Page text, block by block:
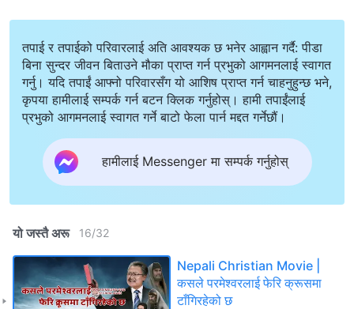
तपाई र तपाईको परिवारलाई अति आवश्यक छ भनेर आह्वान गर्दै: पीडा
बिना सुन्दर जीवन बिताउने मौका प्राप्त गर्न प्रभुको आगमनलाई स्वागत
गर्नु। यदि तपाईं आफ्नो परिवारसँग यो आशिष प्राप्त गर्न चाहनुहुन्छ भने,
कृपया हामीलाई सम्पर्क गर्न बटन क्लिक गर्नुहोस्। हामी तपाईंलाई
प्रभुको आगमनलाई स्वागत गर्ने बाटो फेला पार्न मद्दत गर्नेछौं।
हामीलाई Messenger मा सम्पर्क गर्नुहोस्
यो जस्तै अरू 16/32
Nepali Christian Movie |
कसले परमेश्‍वरलाई फेरि क्रूसमा
टाँगिरहेको छ